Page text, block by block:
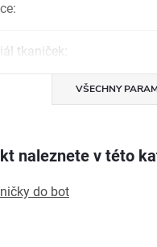
:
tkaniček:
VŠECHNY
naleznete v této
do bot